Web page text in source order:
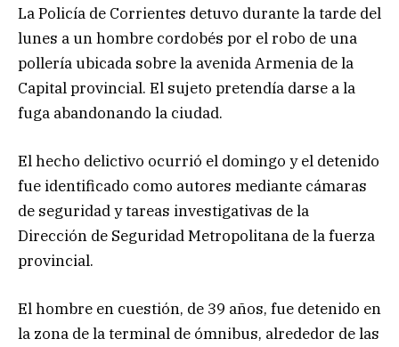
La Policía de Corrientes detuvo durante la tarde del
lunes a un hombre cordobés por el robo de una
pollería ubicada sobre la avenida Armenia de la
Capital provincial. El sujeto pretendía darse a la
fuga abandonando la ciudad.
El hecho delictivo ocurrió el domingo y el detenido
fue identificado como autores mediante cámaras
de seguridad y tareas investigativas de la
Dirección de Seguridad Metropolitana de la fuerza
provincial.
El hombre en cuestión, de 39 años, fue detenido en
la zona de la terminal de ómnibus, alrededor de las